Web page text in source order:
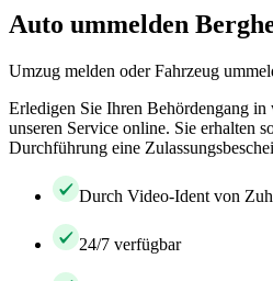
Auto ummelden
Umzug melden oder Fahrzeug
Erledigen Sie Ihren Behördengang
unseren Service online. Sie erhalten
Durchführung eine
Durch Video-Ident von
24/7 verfügbar